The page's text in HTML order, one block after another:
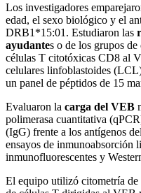
Los investigadores
edad, el sexo biológico y el
DRB1*15:01. Estudiaron las
ayudantes o de los grupos
células T citotóxicas CD8 al
celulares linfoblastoides
un panel de péptidos de 15
Evaluaron la carga del VEB
polimerasa cuantitativa
(IgG) frente a los antígenos
ensayos de inmunoabsorción
inmunofluorescentes y
El equipo utilizó citometría